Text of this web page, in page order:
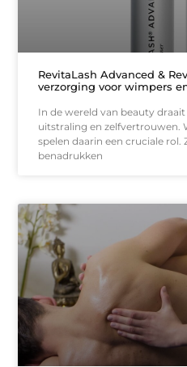
RevitaLash Advanced &
verzorging voor wimpers
In de wereld van beauty draait
uitstraling en zelfvertrouwen.
spelen daarin een cruciale rol.
benadrukken